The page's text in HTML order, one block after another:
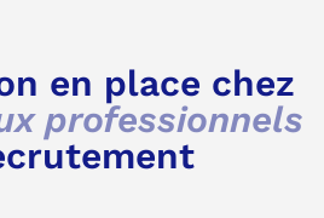
en place chez
professionnels